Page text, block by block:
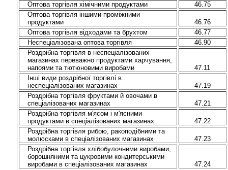
Оптова торгівля хімічними продуктами
46.75
Оптова торгівля іншими проміжними
продуктами
46.76
Оптова торгівля відходами та брухтом
46.77
Неспеціалізована оптова торгівля
46.90
Роздрібна торгівля в неспеціалізованих
магазинах переважно продуктами харчування,
напоями та тютюновими виробами
47.11
Інші види роздрібної торгівлі в
неспеціалізованих магазинах
47.19
Роздрібна торгівля фруктами й овочами в
спеціалізованих магазинах
47.21
Роздрібна торгівля м'ясом і м'ясними
продуктами в спеціалізованих магазинах
47.22
Роздрібна торгівля рибою, ракоподібними та
молюсками в спеціалізованих магазинах
47.23
Роздрібна торгівля хлібобулочними виробами,
борошняними та цукровими кондитерськими
виробами в спеціалізованих магазинах
47.24